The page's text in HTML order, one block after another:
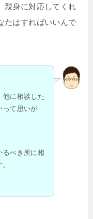
親身に対応してくれ
たはすればいいんで
他に相談した
って思いが
るべき所に相